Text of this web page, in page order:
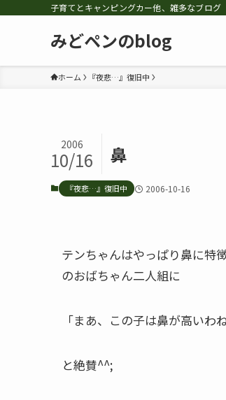
子育てとキャンピングカー他、雑多なブログ
みどペンのblog
ホーム 『夜悲…』復旧中
鼻
2006
10/16
『夜悲…』復旧中 2006-10-16
テンちゃんはやっぱり鼻に特
のおばちゃん二人組に
「まあ、この子は鼻が高いわ
と絶賛^^;